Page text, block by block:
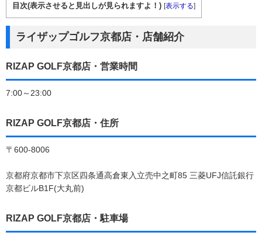
目次(表示させると見出しが見られますよ！) [表示する]
ライザップゴルフ京都店・店舗紹介
RIZAP GOLF京都店・営業時間
7:00～23:00
RIZAP GOLF京都店・住所
〒600-8006
京都府京都市下京区四条通高倉東入立売中之町85 三菱UFJ信託銀行
京都ビルB1F(大丸前)
RIZAP GOLF京都店・駐車場